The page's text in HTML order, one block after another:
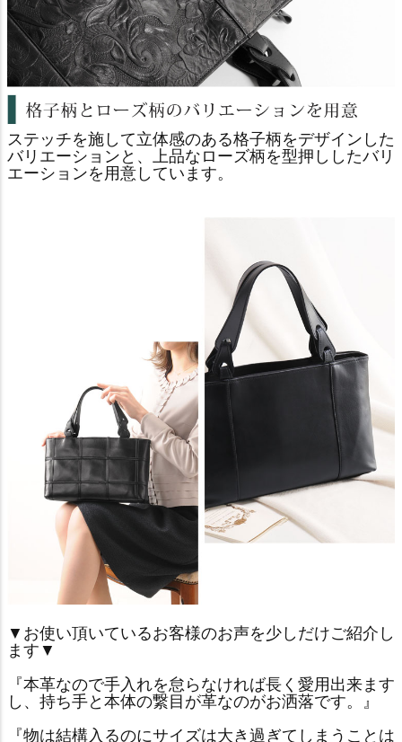
ステッチを施して立体感のある格子柄をデザインした
バリエーションと、上品なローズ柄を型押ししたバリ
エーションを用意しています。
▼お使い頂いているお客様のお声を少しだけご紹介し
ます▼
『本革なので手入れを怠らなければ長く愛用出来ます
し、持ち手と本体の繋目が革なのがお洒落です。』
『物は結構入るのにサイズは大き過ぎてしまうことは